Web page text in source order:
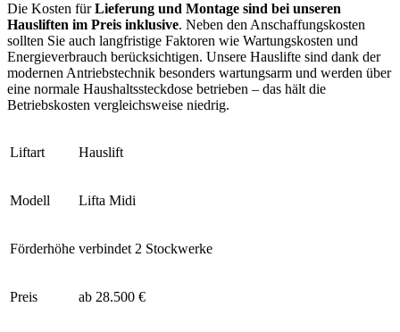
Die Kosten fürLieferung und Montage sind bei unseren
Hausliften im Preis inklusive. Neben den Anschaffungskosten
sollten Sie auch langfristige Faktoren wie Wartungskosten und
Energieverbrauch berücksichtigen. Unsere Hauslifte sind dank der
modernen Antriebstechnik besonders wartungsarm und werden über
eine normale Haushaltssteckdose betrieben – das hält die
Betriebskosten vergleichsweise niedrig.
Liftart Hauslift
Modell Lifta Midi
Förderhöhe verbindet 2 Stockwerke
Preis ab 28.500 €